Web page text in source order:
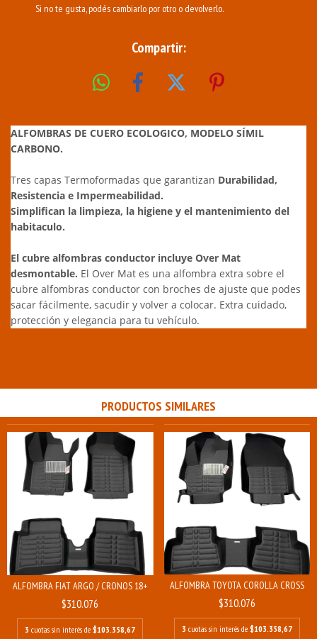
Si no te gusta, podés cambiarlo por otro o devolverlo.
Compartir:
ALFOMBRAS DE CUERO ECOLOGICO, MODELO SÍMIL
CARBONO.
Tres capas Termoformadas que garantizan Durabilidad,
Resistencia e Impermeabilidad.
Simplifican la limpieza, la higiene y el mantenimiento del
habitaculo.
El cubre alfombras conductor incluye Over Mat
desmontable. El Over Mat es una alfombra extra sobre el
cubre alfombras conductor con broches de ajuste que podes
sacar fácilmente, sacudir y volver a colocar. Extra cuidado,
protección y elegancia para tu vehículo.
PRODUCTOS SIMILARES
ALFOMBRA FIAT ARGO / CRONOS 18+
$310.076
3 cuotas sin interés de$103.358,67
ALFOMBRA TOYOTA COROLLA CROSS
$310.076
3 cuotas sin interés de $103.358,67